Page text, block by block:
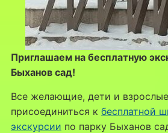
Приглашаем на бесплатную
Быханов сад!
Все желающие, дети и
присоединиться к бесплатной
экскурсии по парку Быханов